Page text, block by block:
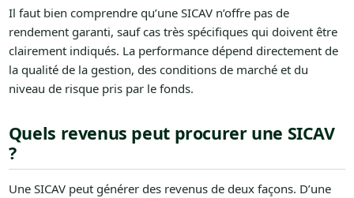
Il faut bien comprendre qu’une SICAV n’offre pas de
rendement garanti, sauf cas très spécifiques qui doivent être
clairement indiqués. La performance dépend directement de
la qualité de la gestion, des conditions de marché et du
niveau de risque pris par le fonds.
Quels revenus peut procurer une SICAV
?
Une SICAV peut générer des revenus de deux façons. D’une